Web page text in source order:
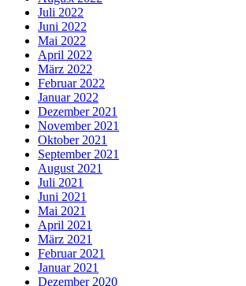
Juli 2022
Juni 2022
Mai 2022
April 2022
März 2022
Februar 2022
Januar 2022
Dezember 2021
November 2021
Oktober 2021
September 2021
August 2021
Juli 2021
Juni 2021
Mai 2021
April 2021
März 2021
Februar 2021
Januar 2021
Dezember 2020